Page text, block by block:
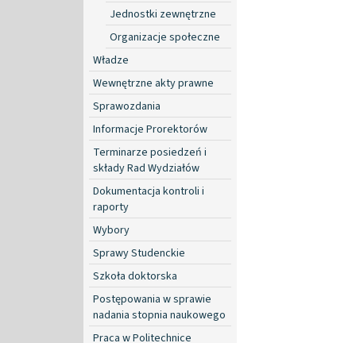
Jednostki zewnętrzne
Organizacje społeczne
Władze
Wewnętrzne akty prawne
Sprawozdania
Informacje Prorektorów
Terminarze posiedzeń i
składy Rad Wydziałów
Dokumentacja kontroli i
raporty
Wybory
Sprawy Studenckie
Szkoła doktorska
Postępowania w sprawie
nadania stopnia naukowego
Praca w Politechnice